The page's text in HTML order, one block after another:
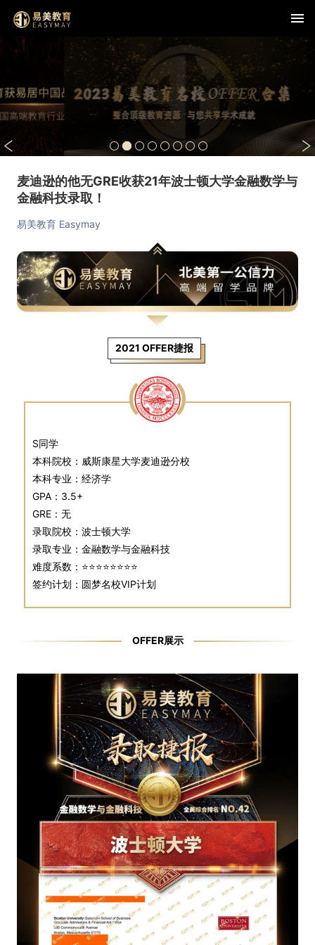
麦迪逊的他无GRE收获21年波士顿大学金融数学与
金融科技录取！
易美教育 Easymay
2021 OFFER捷报
S同学
本科院校：威斯康星大学麦迪逊分校
本科专业：经济学
GPA：3.5+
GRE：无
录取院校：波士顿大学
录取专业：金融数学与金融科技
难度系数：⭐⭐⭐⭐⭐⭐⭐⭐
签约计划：圆梦名校VIP计划
OFFER展示